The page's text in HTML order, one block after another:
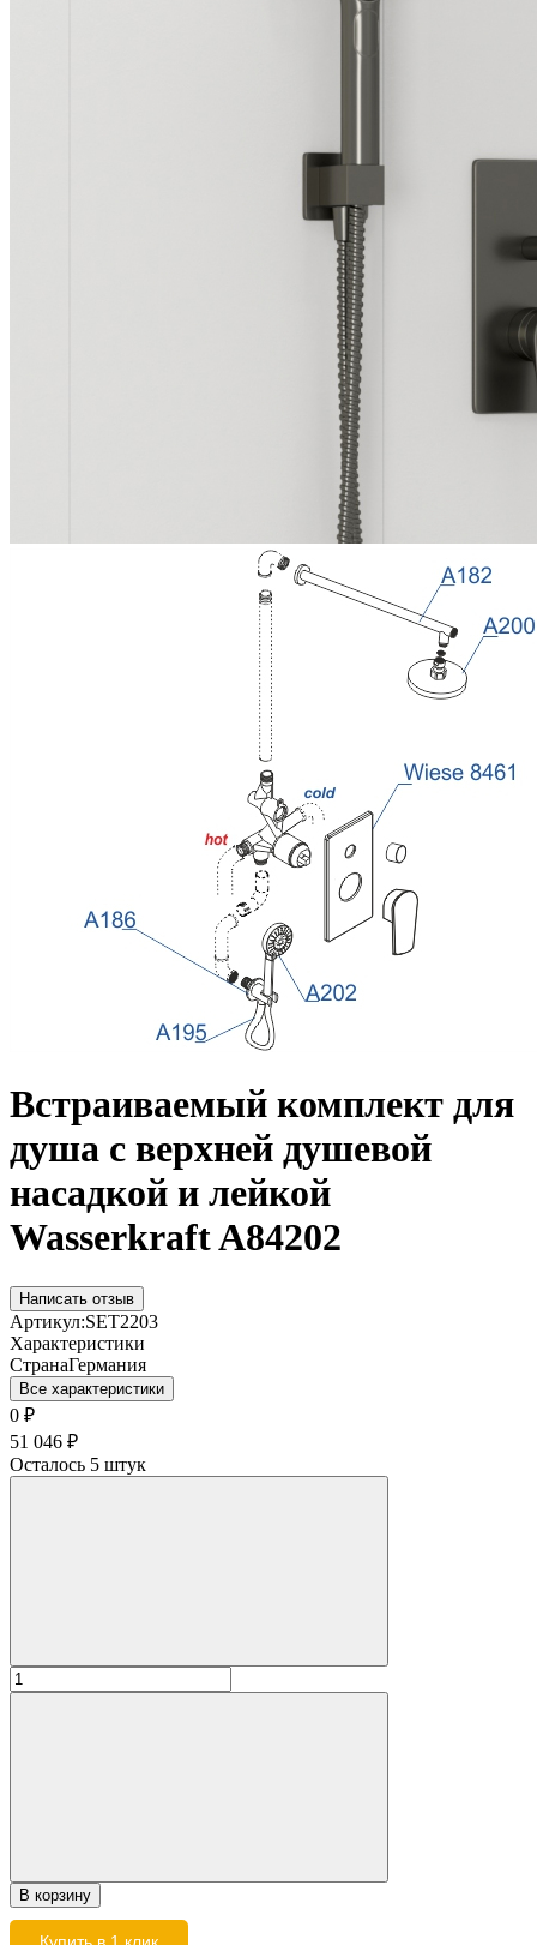
Встраиваемый комплект для
душа с верхней душевой
насадкой и лейкой
Wasserkraft A84202
Написать отзыв
Артикул:SET2203
Характеристики
СтранаГермания
Все характеристики
0 ₽
51 046 ₽
Осталось 5 штук
В корзину